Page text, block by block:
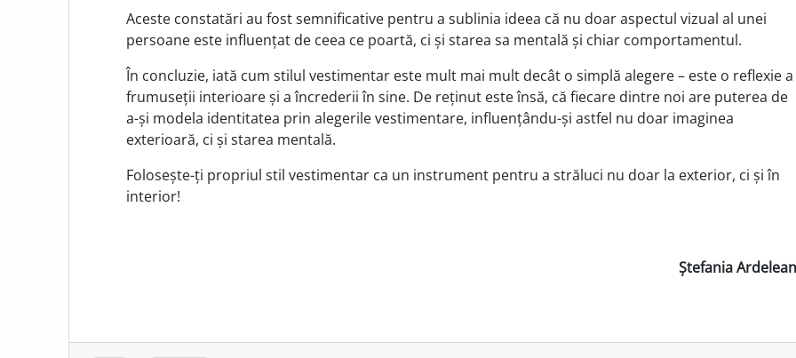
Aceste constatări au fost semnificative pentru a sublinia ideea că nu doar aspectul vizual al unei
persoane este influențat de ceea ce poartă, ci și starea sa mentală și chiar comportamentul.
În concluzie, iată cum stilul vestimentar este mult mai mult decât o simplă alegere – este o reflexie a
frumuseții interioare și a încrederii în sine. De reținut este însă, că fiecare dintre noi are puterea de
a-și modela identitatea prin alegerile vestimentare, influențându-și astfel nu doar imaginea
exterioară, ci și starea mentală.
Folosește-ți propriul stil vestimentar ca un instrument pentru a străluci nu doar la exterior, ci și în
interior!
Ștefania Ardelean